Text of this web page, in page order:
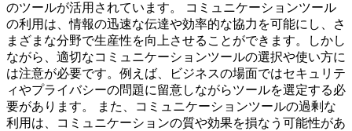
のツールが活用されています。 コミュニケーションツール
の利用は、情報の迅速な伝達や効率的な協力を可能にし、さ
まざまな分野で生産性を向上させることができます。しかし
ながら、適切なコミュニケーションツールの選択や使い方に
は注意が必要です。例えば、ビジネスの場面ではセキュリテ
ィやプライバシーの問題に留意しながらツールを選定する必
要があります。 また、コミュニケーションツールの過剰な
利用は、コミュニケーションの質や効果を損なう可能性があ